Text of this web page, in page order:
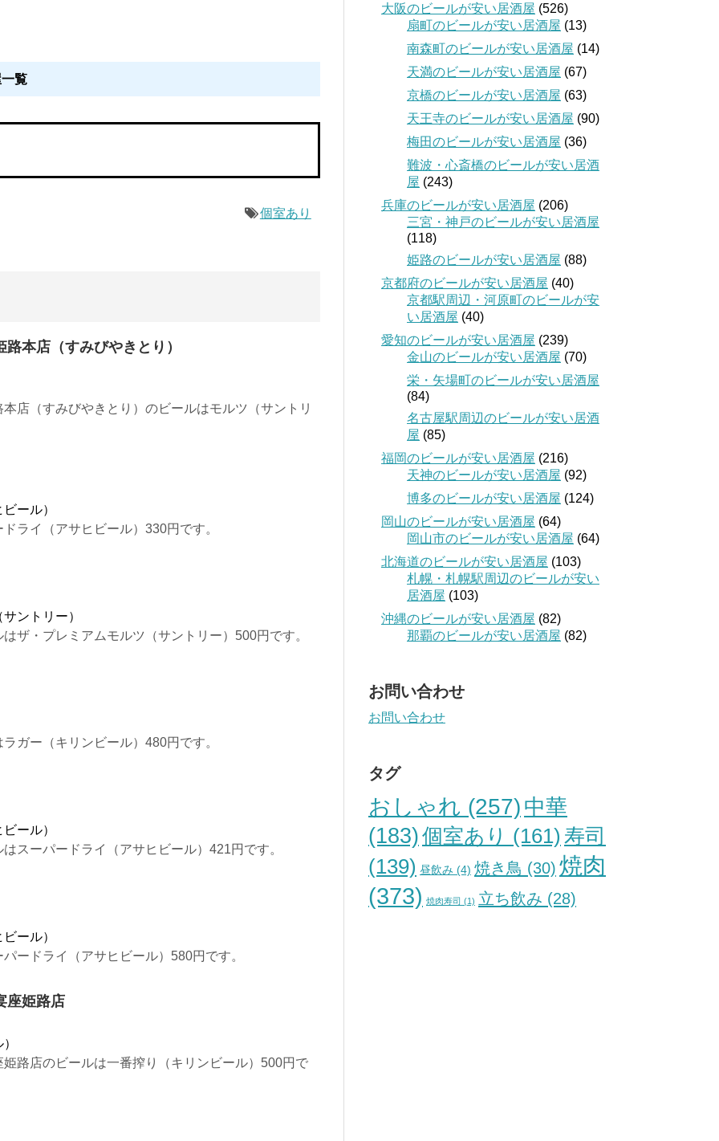
覧
個室あり
本店（すみびやきとり）
店（すみびやきとり）のビールはモルツ（サントリ
ール）
ライ（アサヒビール）330円です。
ントリー）
ザ・プレミアムモルツ（サントリー）500円です。
ガー（キリンビール）480円です。
ール）
スーパードライ（アサヒビール）421円です。
ール）
ードライ（アサヒビール）580円です。
座姫路店
路店のビールは一番搾り（キリンビール）500円で
大阪のビールが安い居酒屋 (526)
扇町のビールが安い居酒屋 (13)
南森町のビールが安い居酒屋 (14)
天満のビールが安い居酒屋 (67)
京橋のビールが安い居酒屋 (63)
天王寺のビールが安い居酒屋 (90)
梅田のビールが安い居酒屋 (36)
難波・心斎橋のビールが安い居酒
屋 (243)
兵庫のビールが安い居酒屋 (206)
三宮・神戸のビールが安い居酒屋
(118)
姫路のビールが安い居酒屋 (88)
京都府のビールが安い居酒屋 (40)
京都駅周辺・河原町のビールが安
い居酒屋 (40)
愛知のビールが安い居酒屋 (239)
金山のビールが安い居酒屋 (70)
栄・矢場町のビールが安い居酒屋
(84)
名古屋駅周辺のビールが安い居酒
屋 (85)
福岡のビールが安い居酒屋 (216)
天神のビールが安い居酒屋 (92)
博多のビールが安い居酒屋 (124)
岡山のビールが安い居酒屋 (64)
岡山市のビールが安い居酒屋 (64)
北海道のビールが安い居酒屋 (103)
札幌・札幌駅周辺のビールが安い
居酒屋 (103)
沖縄のビールが安い居酒屋 (82)
那覇のビールが安い居酒屋 (82)
お問い合わせ
お問い合わせ
タグ
おしゃれ (257) 中華
(183)個室あり (161) 寿司
(139) 昼飲み (4) 焼き鳥 (30) 焼肉
(373) 焼肉寿司 (1) 立ち飲み (28)